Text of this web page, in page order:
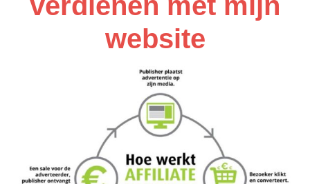
website